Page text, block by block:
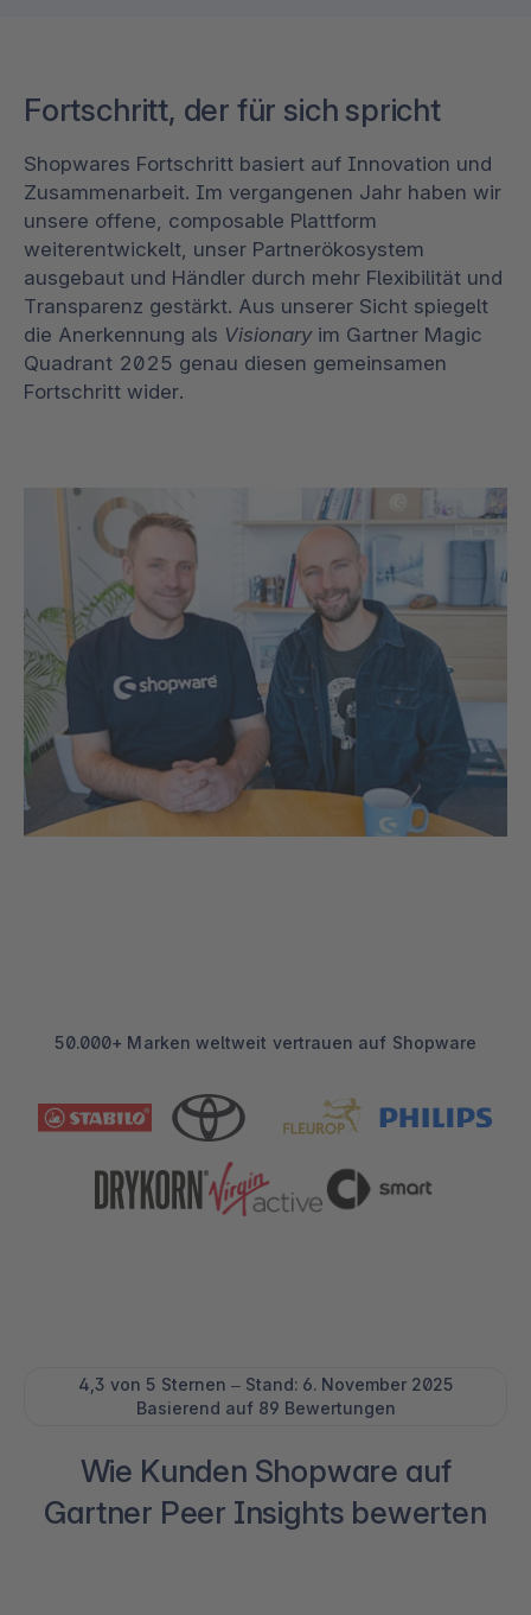
Fortschritt, der für sich spricht
Shopwares Fortschritt basiert auf Innovation und
Zusammenarbeit. Im vergangenen Jahr haben wir
unsere offene, composable Plattform
weiterentwickelt, unser Partnerökosystem
ausgebaut und Händler durch mehr Flexibilität und
Transparenz gestärkt. Aus unserer Sicht spiegelt
die Anerkennung als Visionaryim Gartner Magic
Quadrant 2025 genau diesen gemeinsamen
Fortschritt wider.
50.000+ Marken weltweit vertrauen auf Shopware
4,3 von 5 Sternen – Stand: 6. November 2025
Basierend auf 89 Bewertungen
Wie Kunden Shopware auf
Gartner Peer Insights bewerten